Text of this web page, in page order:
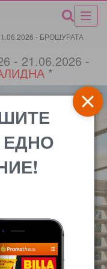
- БРОШУРАТА
- 21.06.2026 -
*